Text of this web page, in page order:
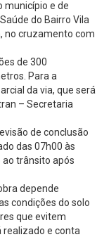
município e de
do Bairro Vila
no cruzamento com
de 300
Para a
da via, que será
– Secretaria
de conclusão
das 07h00 às
ao trânsito após
depende
condições do solo
que evitem
realizado e conta